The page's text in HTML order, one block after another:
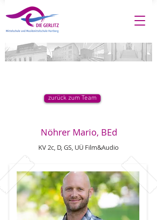
zurück zum Team
Nöhrer Mario, BEd
KV 2c, D, GS, UÜ Film&Audio